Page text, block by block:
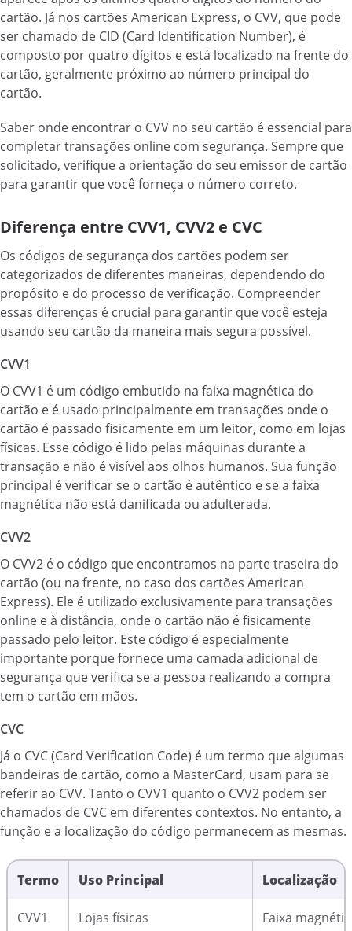
cartão. Já nos cartões American Express, o CVV, que pode
ser chamado de CID (Card Identification Number), é
composto por quatro dígitos e está localizado na frente do
cartão, geralmente próximo ao número principal do
cartão.
Saber onde encontrar o CVV no seu cartão é essencial para
completar transações online com segurança. Sempre que
solicitado, verifique a orientação do seu emissor de cartão
para garantir que você forneça o número correto.
Diferença entre CVV1, CVV2 e CVC
Os códigos de segurança dos cartões podem ser
categorizados de diferentes maneiras, dependendo do
propósito e do processo de verificação. Compreender
essas diferenças é crucial para garantir que você esteja
usando seu cartão da maneira mais segura possível.
CVV1
O CVV1 é um código embutido na faixa magnética do
cartão e é usado principalmente em transações onde o
cartão é passado fisicamente em um leitor, como em lojas
físicas. Esse código é lido pelas máquinas durante a
transação e não é visível aos olhos humanos. Sua função
principal é verificar se o cartão é autêntico e se a faixa
magnética não está danificada ou adulterada.
CVV2
O CVV2 é o código que encontramos na parte traseira do
cartão (ou na frente, no caso dos cartões American
Express). Ele é utilizado exclusivamente para transações
online e à distância, onde o cartão não é fisicamente
passado pelo leitor. Este código é especialmente
importante porque fornece uma camada adicional de
segurança que verifica se a pessoa realizando a compra
tem o cartão em mãos.
CVC
Já o CVC (Card Verification Code) é um termo que algumas
bandeiras de cartão, como a MasterCard, usam para se
referir ao CVV. Tanto o CVV1 quanto o CVV2 podem ser
chamados de CVC em diferentes contextos. No entanto, a
função e a localização do código permanecem as mesmas.
Termo Uso Principal Localização
CVV1 Lojas físicas Faixa